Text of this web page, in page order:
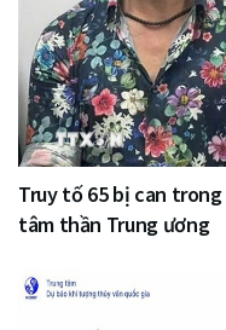
Truy tố 65 bị can trong
tâm thần Trung ương